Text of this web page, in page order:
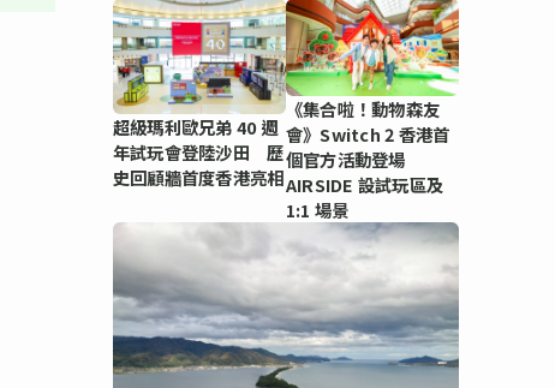
超級瑪利歐兄弟 40 週
年試玩會登陸沙田 歷
史回顧牆首度香港亮相
《集合啦！動物森友
會》Switch 2 香港首
個官方活動登場
AIRSIDE 設試玩區及
1:1 場景